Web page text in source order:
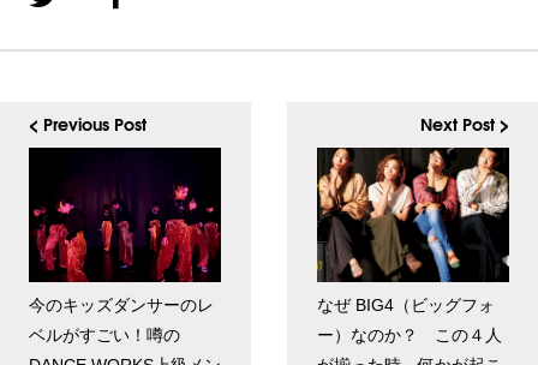
< Previous Post
今のキッズダンサーのレ
ベルがすごい！噂の
Next Post >
なぜ BIG4（ビッグフォ
ー）なのか？ この４人